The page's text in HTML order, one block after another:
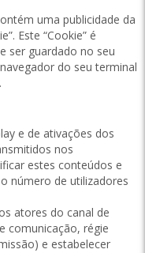
uma publicidade da
Este “Cookie” é
ser guardado no seu
do seu terminal
e de ativações dos
nos
estes conteúdos e
número de utilizadores
atores do canal de
comunicação, régie
e estabelecer